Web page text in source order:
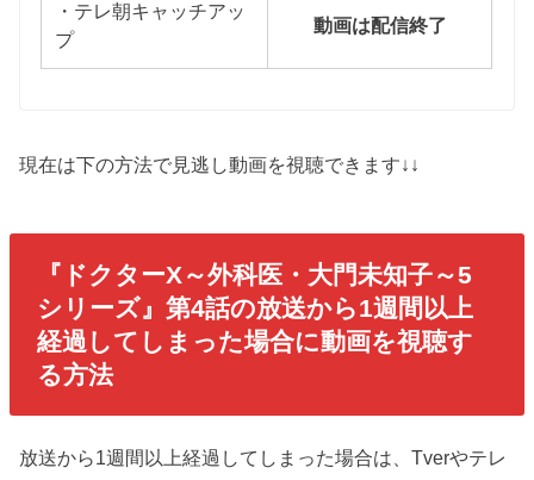
・テレ朝キャッチアッ
プ
動画は配信終了
現在は下の方法で見逃し動画を視聴できます↓↓
『ドクターX～外科医・大門未知子～5
シリーズ』第4話の放送から1週間以上
経過してしまった場合に動画を視聴す
る方法
放送から1週間以上経過してしまった場合は、Tverやテレ